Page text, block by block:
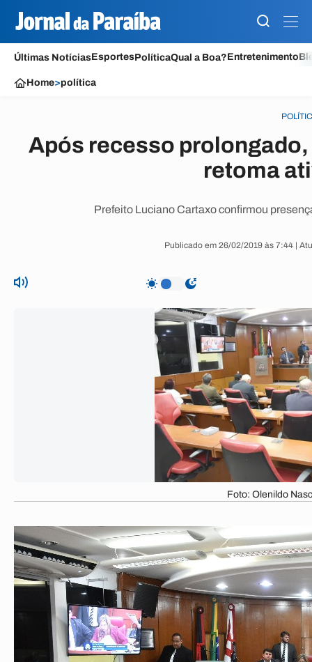
Últimas NotíciasEsportesPolíticaQual a Boa?Entretenimento
Home>política
Após recesso
retoma
Prefeito Luciano Cartaxo confirmou
Publicado em 26/02/2019 às 7:44 |
Foto: Olenildo